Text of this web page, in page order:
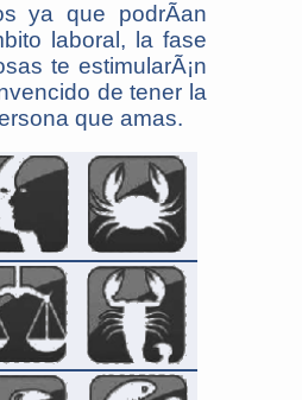
ya que podrÃ­an
laboral, la fase
te estimularÃ¡n
de tener la
que amas.